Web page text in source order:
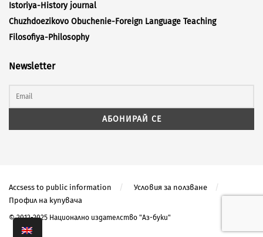
Istoriya-History journal
Chuzhdoezikovo Obuchenie-Foreign Language Teaching
Filosofiya-Philosophy
Newsletter
Accsess to public information
Условия за ползване
Профил на купувача
© 2012-2025 Национално издателство "Аз-буки"